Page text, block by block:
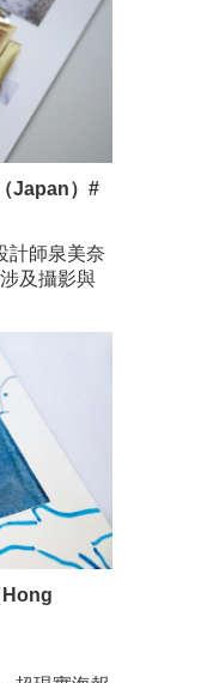
（Japan）#
計師泉美奈
及攝影與
Hong